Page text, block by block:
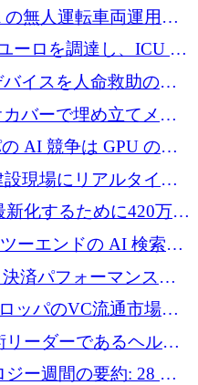
無人運転車両運用を
ーロを調達し、ICU の
するための MDR 認
イスを人命救助の救
に 16 万 2,000 ユーロ
バーで埋め立てメタ
調達AI 競争は GPU の所
える理由
設現場にリアルタイム
たらすために 400 万
化するために420万ポ
ーエンドの AI 検索最
拡張するために 600
済パフォーマンスプ
ためにこれまでに720
ッパのVC流通市場の
1億1,500万ユーロの
ーダーであるヘルシ
価額で18億ドルのシリ
ー週間の要約: 28 億